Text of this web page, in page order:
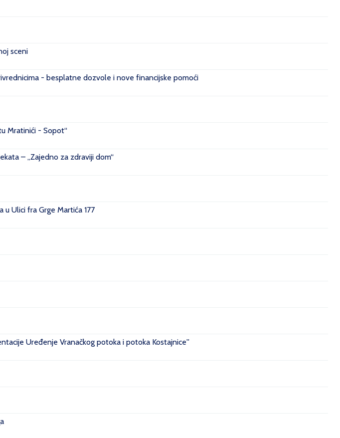
sceni
- besplatne dozvole i nove financijske pomoći
Mratinići - Sopot“
– „Zajedno za zdraviji dom“
Ulici fra Grge Martića 177
Uređenje Vranačkog potoka i potoka Kostajnice''